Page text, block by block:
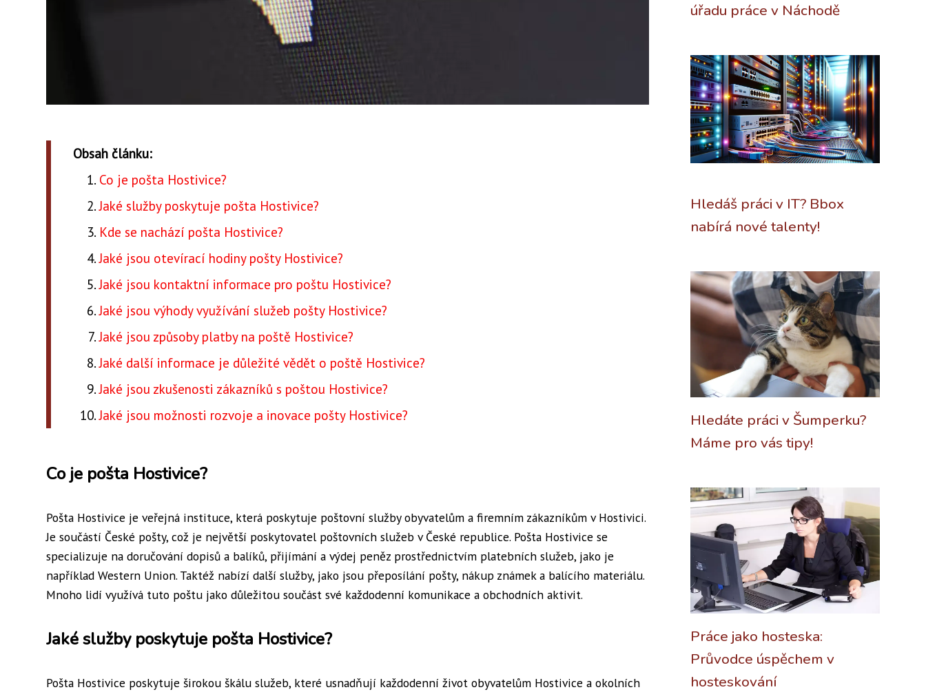
Obsah článku:
Co je pošta Hostivice?
Jaké služby poskytuje pošta Hostivice?
Kde se nachází pošta Hostivice?
Jaké jsou otevírací hodiny pošty Hostivice?
Jaké jsou kontaktní informace pro poštu Hostivice?
Jaké jsou výhody využívání služeb pošty Hostivice?
Jaké jsou způsoby platby na poště Hostivice?
Jaké další informace je důležité vědět o poště Hostivice?
Jaké jsou zkušenosti zákazníků s poštou Hostivice?
Jaké jsou možnosti rozvoje a inovace pošty Hostivice?
Co je pošta Hostivice?
Pošta Hostivice je veřejná instituce, která poskytuje poštovní služby obyvatelům a firemním zákazníkům v Hostivici.
Je součástí České pošty, což je největší poskytovatel poštovních služeb v České republice. Pošta Hostivice se
specializuje na doručování dopisů a balíků, přijímání a výdej peněz prostřednictvím platebních služeb, jako je
například Western Union. Taktéž nabízí další služby, jako jsou přeposílání pošty, nákup známek a balícího materiálu.
Mnoho lidí využívá tuto poštu jako důležitou součást své každodenní komunikace a obchodních aktivit.
Jaké služby poskytuje pošta Hostivice?
Pošta Hostivice poskytuje širokou škálu služeb, které usnadňují každodenní život obyvatelům Hostivice a okolních
úřadu práce v Náchodě
Hledáš práci v IT? Bbox
nabírá nové talenty!
Hledáte práci v Šumperku?
Máme pro vás tipy!
Práce jako hosteska:
Průvodce úspěchem v
hosteskování